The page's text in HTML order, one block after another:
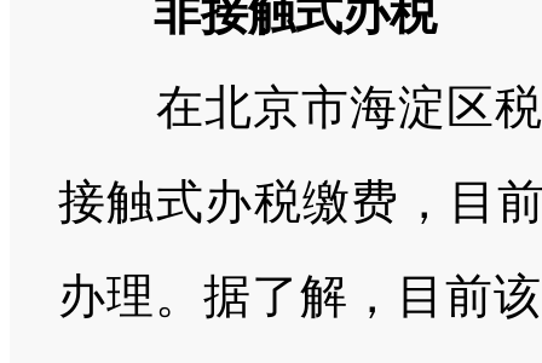
非接触式办税
在北京市海淀区
接触式办税缴费，目
办理。据了解，目前